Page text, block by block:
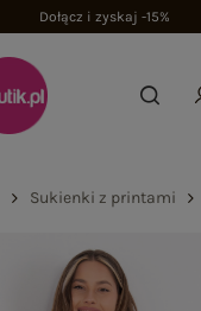
Dołącz i zyskaj -15%
Sukienki z printami